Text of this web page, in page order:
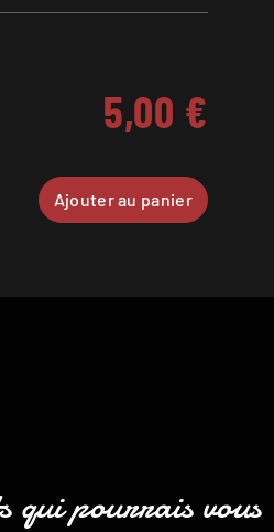
5,00 €
Ajouter au panier
qui pourrais vous